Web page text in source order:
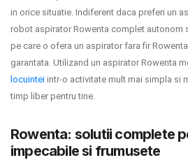
in orice situatie. Indiferent daca preferi un
robot aspirator Rowenta complet autonom
pe care o ofera un aspirator fara fir
garantata. Utilizand un aspirator Rowenta
locuintei intr-o activitate mult mai simpla si
timp liber pentru tine.
Rowenta: solutii complete
impecabile si frumusete